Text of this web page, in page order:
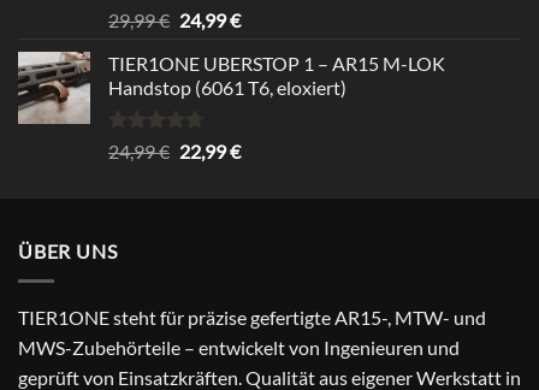
Rated5.00
out of 5
29,99€ Original
was:
29,99 €.
24,99€Current
is:
24,99 €.
TIER1ONE UBERSTOP 1 – AR15 M-LOK
Handstop (6061 T6, eloxiert)
Rated4.67
out of 5
24,99€ Original
22,99€Current
ÜBER UNS
TIER1ONE steht für präzise gefertigte AR15-, MTW- und
MWS-Zubehörteile – entwickelt von Ingenieuren und
geprüft von Einsatzkräften. Qualität aus eigener Werkstatt in